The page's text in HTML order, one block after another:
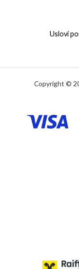
Uslovi
Copyright ©